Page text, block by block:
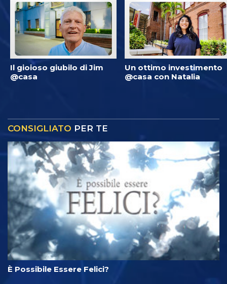
Il gioioso giubilo di Jim
@casa
Un ottimo investimento
@casa con Natalia
CONSIGLIATO PER TE
È Possibile Essere Felici?